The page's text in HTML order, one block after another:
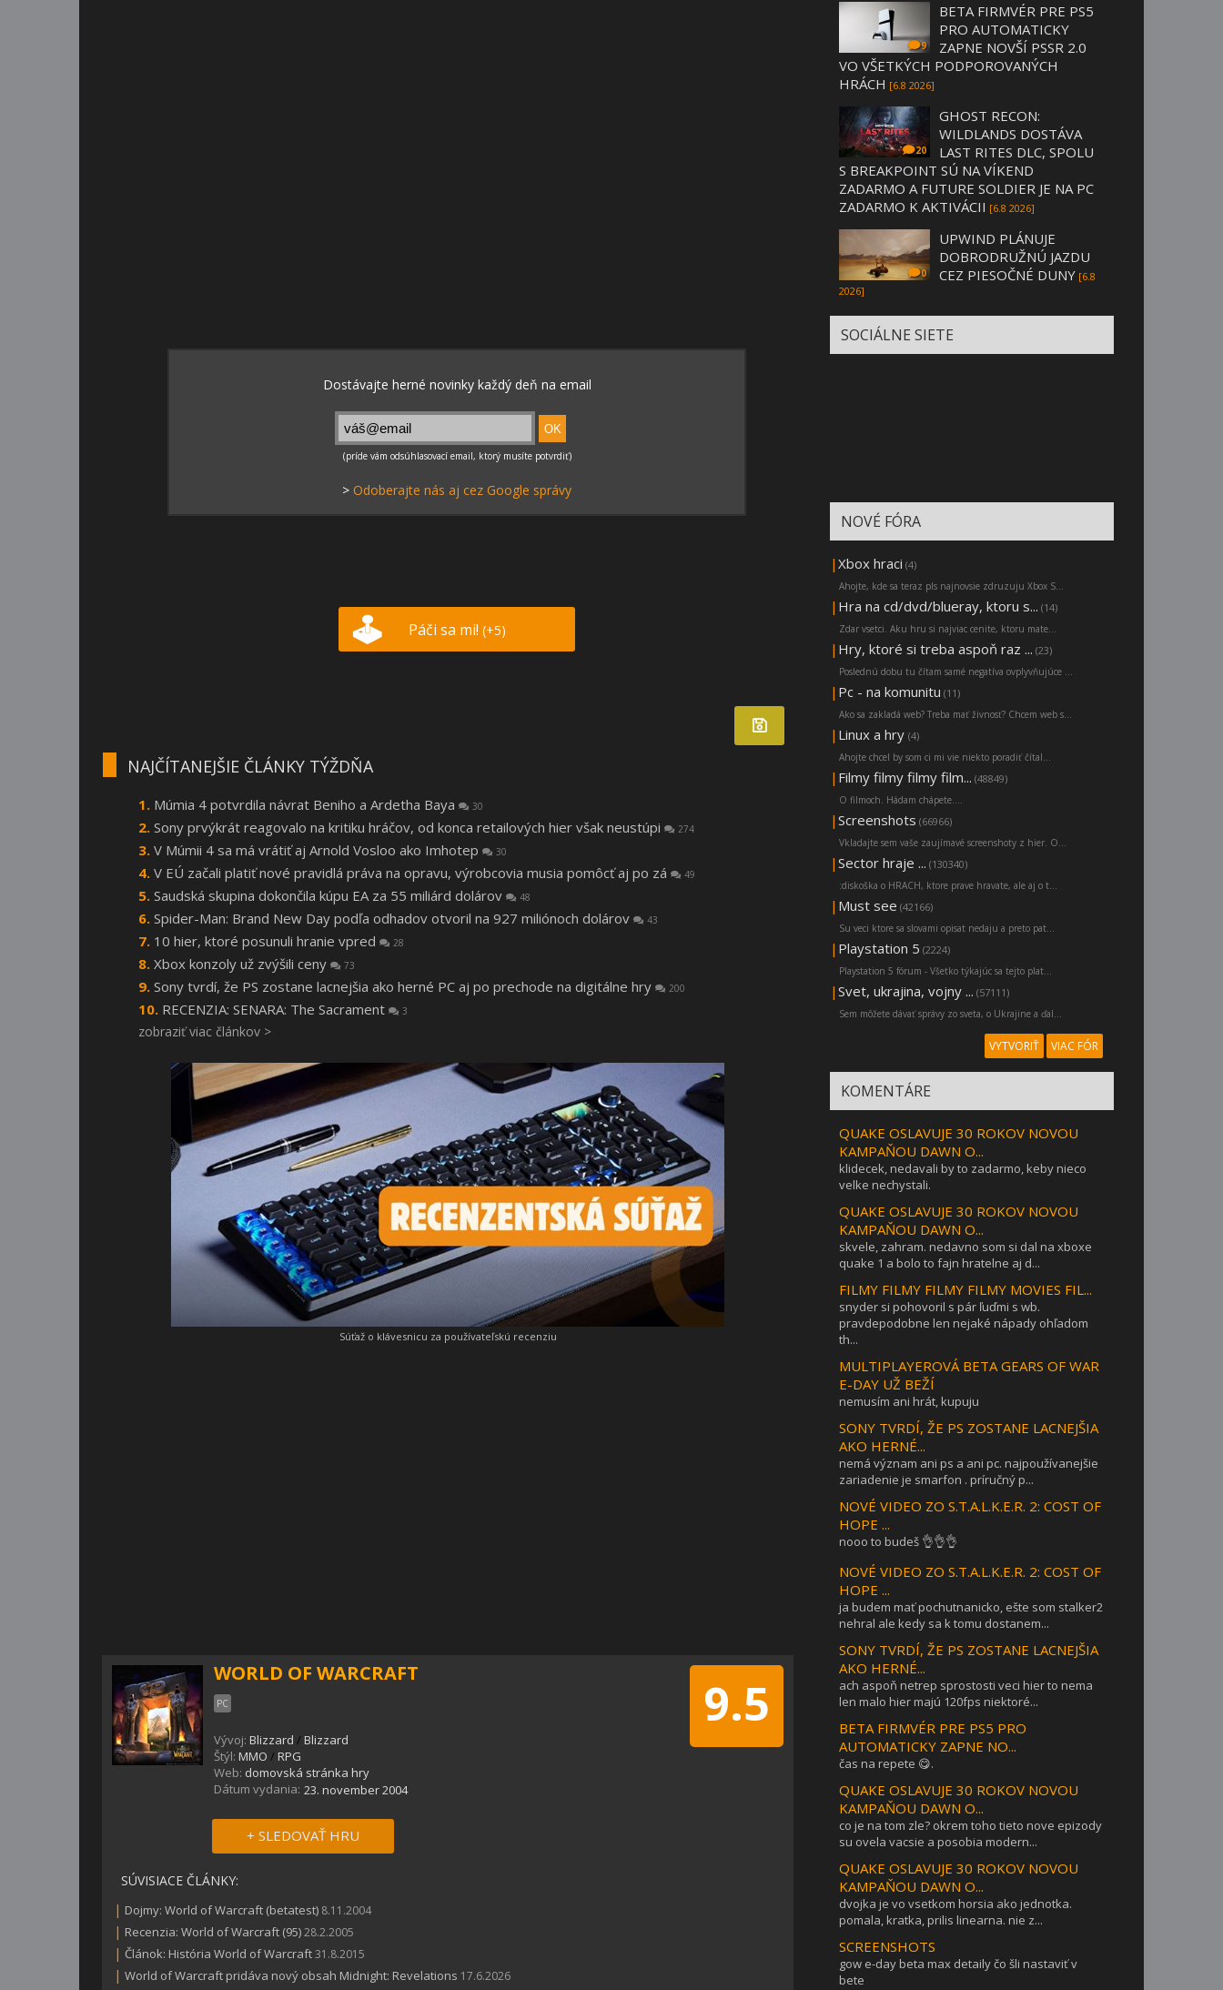
> Odoberajte nás aj cez Google správy
Páči sa mi! (+5)
NAJČÍTANEJŠIE ČLÁNKY TÝŽDŇA
Múmia 4 potvrdila návrat Beniho a Ardetha Baya 30
Sony prvýkrát reagovalo na kritiku hráčov, od konca retailových hier však neustúpi 274
V Múmii 4 sa má vrátiť aj Arnold Vosloo ako Imhotep 30
V EÚ začali platiť nové pravidlá práva na opravu, výrobcovia musia pomôcť aj po zá 49
Saudská skupina dokončila kúpu EA za 55 miliárd dolárov 48
Spider-Man: Brand New Day podľa odhadov otvoril na 927 miliónoch dolárov 43
10 hier, ktoré posunuli hranie vpred 28
Xbox konzoly už zvýšili ceny 73
Sony tvrdí, že PS zostane lacnejšia ako herné PC aj po prechode na digitálne hry 200
RECENZIA: SENARA: The Sacrament 3
zobraziť viac článkov >
Súťaž o klávesnicu za používateľskú recenziu
9.5
WORLD OF WARCRAFT
PC
Vývoj: Blizzard / Blizzard
Štýl: MMO / RPG
Web: domovská stránka hry
Dátum vydania: 23. november 2004
+ SLEDOVAŤ HRU
SÚVISIACE ČLÁNKY:
| Dojmy: World of Warcraft (betatest) 8.11.2004
| Recenzia: World of Warcraft (95)28.2.2005
| Článok: História World of Warcraft31.8.2015
| World of Warcraft pridáva nový obsah Midnight: Revelations 17.6.2026
9
BETA FIRMVÉR PRE PS5
PRO AUTOMATICKY
ZAPNE NOVŠÍ PSSR 2.0
VO VŠETKÝCH PODPOROVANÝCH
HRÁCH [6.8 2026]
20
GHOST RECON:
WILDLANDS DOSTÁVA
LAST RITES DLC, SPOLU
S BREAKPOINT SÚ NA VÍKEND
ZADARMO A FUTURE SOLDIER JE NA PC
ZADARMO K AKTIVÁCII [6.8 2026]
0
UPWIND PLÁNUJE
DOBRODRUŽNÚ JAZDU
CEZ PIESOČNÉ DUNY [6.8
2026]
SOCIÁLNE SIETE
NOVÉ FÓRA
| Xbox hraci (4)
Ahojte, kde sa teraz pls najnovsie zdruzuju Xbox S...
| Hra na cd/dvd/blueray, ktoru s... (14)
Zdar vsetci. Aku hru si najviac cenite, ktoru mate...
| Hry, ktoré si treba aspoň raz ... (23)
Poslednú dobu tu čítam samé negatíva ovplyvňujúce ...
| Pc - na komunitu (11)
Ako sa zakladá web? Treba mať živnosť? Chcem web s...
| Linux a hry (4)
Ahojte chcel by som ci mi vie niekto poradiť čítal...
| Filmy filmy filmy film... (48849)
O filmoch. Hádam chápete....
| Screenshots (66966)
Vkladajte sem vaše zaujímavé screenshoty z hier. O...
| Sector hraje ... (130340)
:diskoška o HRACH, ktore prave hravate, ale aj o t...
| Must see (42166)
Su veci ktore sa slovami opisat nedaju a preto pat...
| Playstation 5 (2224)
Playstation 5 fórum - Všetko týkajúc sa tejto plat...
| Svet, ukrajina, vojny ... (57111)
Sem môžete dávať správy zo sveta, o Ukrajine a ďal...
VYTVORIŤ VIAC FÓR
KOMENTÁRE
QUAKE OSLAVUJE 30 ROKOV NOVOU
KAMPAŇOU DAWN O...
klidecek, nedavali by to zadarmo, keby nieco
velke nechystali.
QUAKE OSLAVUJE 30 ROKOV NOVOU
KAMPAŇOU DAWN O...
skvele, zahram. nedavno som si dal na xboxe
quake 1 a bolo to fajn hratelne aj d...
FILMY FILMY FILMY FILMY MOVIES FIL...
snyder si pohovoril s pár ľuďmi s wb.
pravdepodobne len nejaké nápady ohľadom
th...
MULTIPLAYEROVÁ BETA GEARS OF WAR
E-DAY UŽ BEŽÍ
nemusím ani hrát, kupuju
SONY TVRDÍ, ŽE PS ZOSTANE LACNEJŠIA
AKO HERNÉ...
nemá význam ani ps a ani pc. najpoužívanejšie
zariadenie je smarfon . príručný p...
NOVÉ VIDEO ZO S.T.A.L.K.E.R. 2: COST OF
HOPE ...
nooo to budeš 👌👌👌
NOVÉ VIDEO ZO S.T.A.L.K.E.R. 2: COST OF
HOPE ...
ja budem mať pochutnanicko, ešte som stalker2
nehral ale kedy sa k tomu dostanem...
SONY TVRDÍ, ŽE PS ZOSTANE LACNEJŠIA
AKO HERNÉ...
ach aspoň netrep sprostosti veci hier to nema
len malo hier majú 120fps niektoré...
BETA FIRMVÉR PRE PS5 PRO
AUTOMATICKY ZAPNE NO...
čas na repete 😋.
QUAKE OSLAVUJE 30 ROKOV NOVOU
KAMPAŇOU DAWN O...
co je na tom zle? okrem toho tieto nove epizody
su ovela vacsie a posobia modern...
QUAKE OSLAVUJE 30 ROKOV NOVOU
KAMPAŇOU DAWN O...
dvojka je vo vsetkom horsia ako jednotka.
pomala, kratka, prilis linearna. nie z...
SCREENSHOTS
gow e-day beta max detaily čo šli nastaviť v
bete